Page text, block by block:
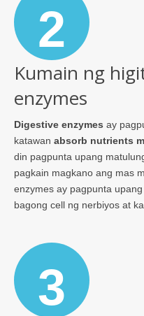
2
Kumain ng
enzymes
Digestive enzymes ay
katawan absorb nutrients
din pagpunta upang
pagkain magkano ang mas
enzymes ay pagpunta
bagong cell ng nerbiyos at
3